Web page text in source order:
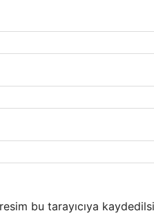
bu tarayıcıya